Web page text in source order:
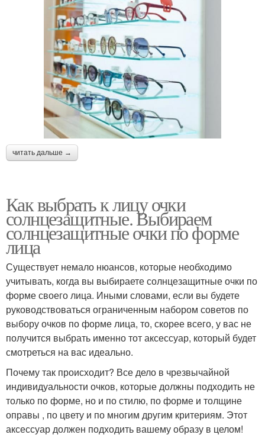
читать дальше →
Как выбрать к лицу очки
солнцезащитные. Выбираем
солнцезащитные очки по форме
лица
Существует немало нюансов, которые необходимо
учитывать, когда вы выбираете солнцезащитные очки по
форме своего лица. Иными словами, если вы будете
руководствоваться ограниченным набором советов по
выбору очков по форме лица, то, скорее всего, у вас не
получится выбрать именно тот аксессуар, который будет
смотреться на вас идеально.
Почему так происходит? Все дело в чрезвычайной
индивидуальности очков, которые должны подходить не
только по форме, но и по стилю, по форме и толщине
оправы , по цвету и по многим другим критериям. Этот
аксессуар должен подходить вашему образу в целом!